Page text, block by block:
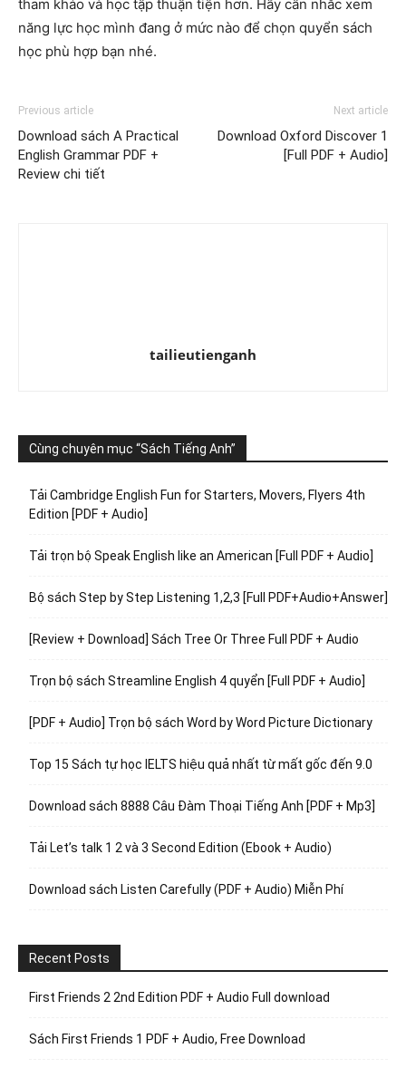
tham khảo và học tập thuận tiện hơn. Hãy cân nhắc xem
năng lực học mình đang ở mức nào để chọn quyển sách
học phù hợp bạn nhé.
Previous article
Download sách A Practical
English Grammar PDF +
Review chi tiết
Next article
Download Oxford Discover 1
[Full PDF + Audio]
tailieutienganh
Cùng chuyên mục “Sách Tiếng Anh”
Tải Cambridge English Fun for Starters, Movers, Flyers 4th
Edition [PDF + Audio]
Tải trọn bộ Speak English like an American [Full PDF + Audio]
Bộ sách Step by Step Listening 1,2,3 [Full PDF+Audio+Answer]
[Review + Download] Sách Tree Or Three Full PDF + Audio
Trọn bộ sách Streamline English 4 quyển [Full PDF + Audio]
[PDF + Audio] Trọn bộ sách Word by Word Picture Dictionary
Top 15 Sách tự học IELTS hiệu quả nhất từ mất gốc đến 9.0
Download sách 8888 Câu Đàm Thoại Tiếng Anh [PDF + Mp3]
Tải Let’s talk 1 2 và 3 Second Edition (Ebook + Audio)
Download sách Listen Carefully (PDF + Audio) Miễn Phí
Recent Posts
First Friends 2 2nd Edition PDF + Audio Full download
Sách First Friends 1 PDF + Audio, Free Download